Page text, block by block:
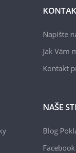
Napište
Jak Vám
Kontakt
NAŠE
Blog